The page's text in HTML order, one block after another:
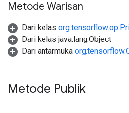
Metode Warisan
Dari kelas
Dari kelas java.lang.Object
Dari antarmuka
Metode Publik